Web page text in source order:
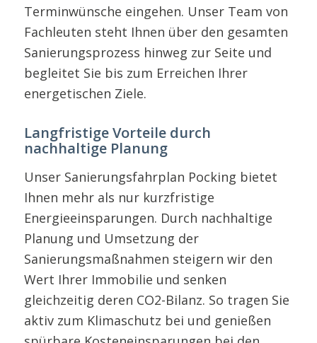
Terminwünsche eingehen. Unser Team von
Fachleuten steht Ihnen über den gesamten
Sanierungsprozess hinweg zur Seite und
begleitet Sie bis zum Erreichen Ihrer
energetischen Ziele.
Langfristige Vorteile durch
nachhaltige Planung
Unser Sanierungsfahrplan Pocking bietet
Ihnen mehr als nur kurzfristige
Energieeinsparungen. Durch nachhaltige
Planung und Umsetzung der
Sanierungsmaßnahmen steigern wir den
Wert Ihrer Immobilie und senken
gleichzeitig deren CO2-Bilanz. So tragen Sie
aktiv zum Klimaschutz bei und genießen